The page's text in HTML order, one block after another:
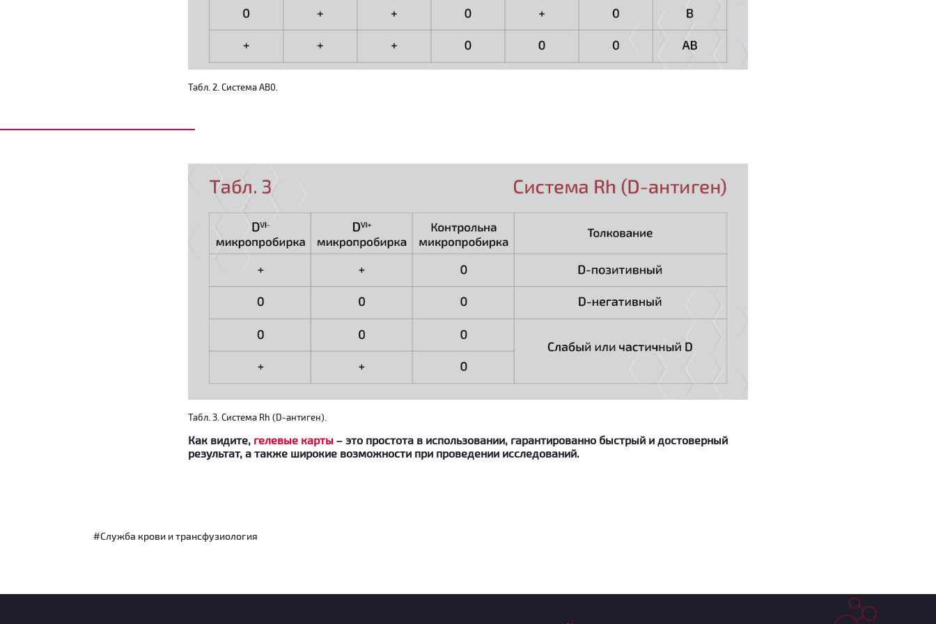
Табл. 2. Система АВ0.
Табл. 3. Система Rh (D-антиген).
Как видите, гелевые карты – это простота в использовании, гарантированно быстрый и достоверный
результат, а также широкие возможности при проведении исследований.
#Служба крови и трансфузиология